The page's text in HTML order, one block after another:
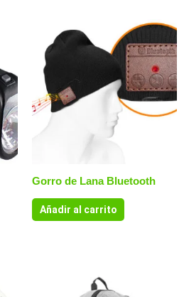
Gorro de Lana Bluetooth
Añadir al carrito